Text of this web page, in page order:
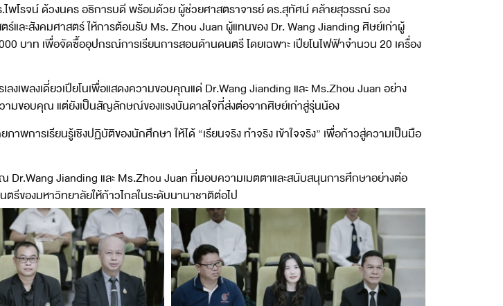
พโรจน์ ด้วงนคร อธิการบดี พร้อมด้วย ผู้ช่วยศาสตราจารย์ ดร.สุทัศน์ คล้ายสุวรรณ์ รอง
ะสังคมศาสตร์ ให้การต้อนรับ Ms. Zhou Juan ผู้แทนของ Dr. Wang Jianding ศิษย์เก่าผู้
บาท เพื่อจัดซื้ออุปกรณ์การเรียนการสอนด้านดนตรี โดยเฉพาะ เปียโนไฟฟ้าจำนวน 20 เครื่อง
เพลงเดี่ยวเปียโนเพื่อแสดงความขอบคุณแด่ Dr.Wang Jianding และ Ms.Zhou Juan อย่าง
ามขอบคุณ แต่ยังเป็นสัญลักษณ์ของแรงบันดาลใจที่ส่งต่อจากศิษย์เก่าสู่รุ่นน้อง
ารเรียนรู้เชิงปฏิบัติของนักศึกษา ให้ได้ “เรียนจริง ทำจริง เข้าใจจริง” เพื่อก้าวสู่ความเป็นมือ
Jianding และ Ms.Zhou Juan ที่มอบความเมตตาและสนับสนุนการศึกษาอย่างต่อ
ของมหาวิทยาลัยให้ก้าวไกลในระดับนานาชาติต่อไป